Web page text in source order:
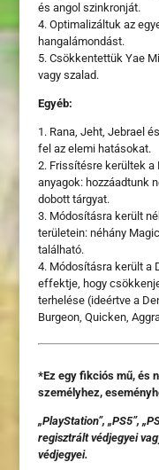
és angol szinkronját.
4. Optimalizáltuk az
hangalámondást.
5. Csökkentettük Yae
vagy szalad.
Egyéb:
1. Rana, Jeht, Jebrael
fel az elemi hatásokat.
2. Frissítésre kerültek
anyagok: hozzáadtunk
dobott tárgyat.
3. Módosításra került
területein: néhány
található.
4. Módosításra került a
effektje, hogy
terhelése (ideértve a
Burgeon, Quicken,
*Ez egy fikciós mű, és
személyhez,
„PlayStation”, „PS5”,
regisztrált védjegyei
védjegyei.